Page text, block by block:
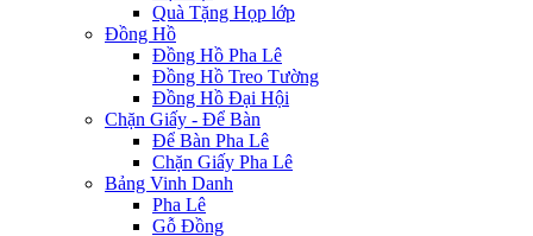
Quà Tặng Họp lớp
Đồng Hồ
Đồng Hồ Pha Lê
Đồng Hồ Treo Tường
Đồng Hồ Đại Hội
Chặn Giấy - Để Bàn
Để Bàn Pha Lê
Chặn Giấy Pha Lê
Bảng Vinh Danh
Pha Lê
Gỗ Đồng